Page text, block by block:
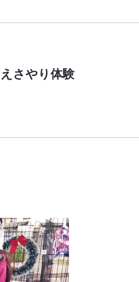
さやり体験